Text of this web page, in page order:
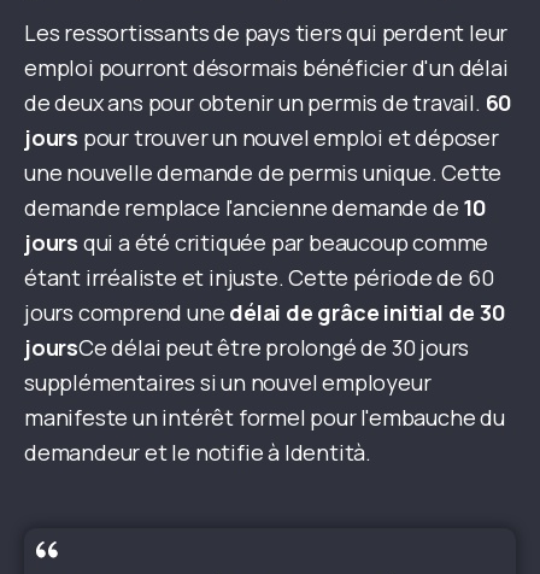
Les ressortissants de pays tiers qui perdent leur
emploi pourront désormais bénéficier d'un délai
de deux ans pour obtenir un permis de travail. 60
jours pour trouver un nouvel emploi et déposer
une nouvelle demande de permis unique. Cette
demande remplace l'ancienne demande de 10
jours qui a été critiquée par beaucoup comme
étant irréaliste et injuste. Cette période de 60
jours comprend une délai de grâce initial de 30
joursCe délai peut être prolongé de 30 jours
supplémentaires si un nouvel employeur
manifeste un intérêt formel pour l'embauche du
demandeur et le notifie à Identità.